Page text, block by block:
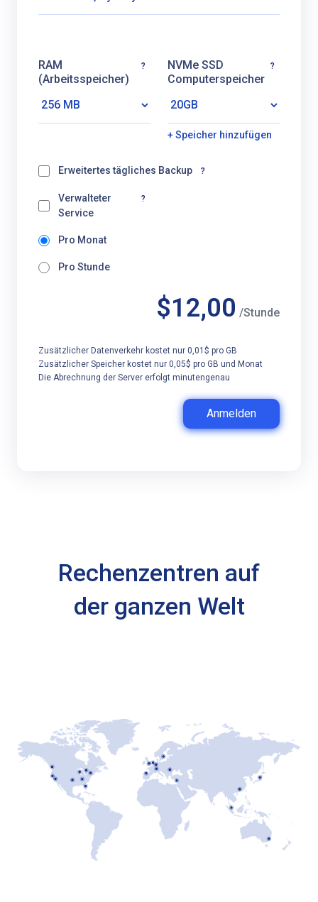
RAM
(Arbeitsspeicher)
?
NVMe SSD
Computerspeicher
?
+ Speicher hinzufügen
Erweitertes tägliches Backup ?
Verwalteter
Service
?
Pro Monat
Pro Stunde
Zusätzlicher Datenverkehr kostet nur 0,01$ pro GB
Zusätzlicher Speicher kostet nur 0,05$ pro GB und Monat
Die Abrechnung der Server erfolgt minutengenau
$12,00 /Stunde
Anmelden
Rechenzentren auf
der ganzen Welt